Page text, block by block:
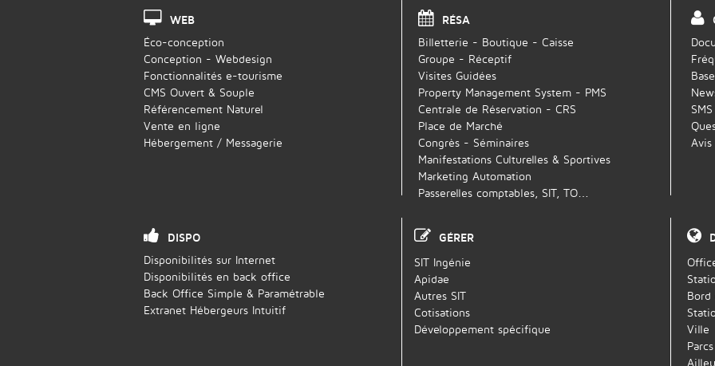
Éco-conception
Conception - Webdesign
Fonctionnalités e-tourisme
CMS Ouvert & Souple
Référencement Naturel
Vente en ligne
Hébergement / Messagerie
WEB
Billetterie - Boutique - Caisse
Groupe - Réceptif
Visites Guidées
Property Management System - PMS
Centrale de Réservation - CRS
Place de Marché
Congrès - Séminaires
Manifestations Culturelles & Sportives
Marketing Automation
Passerelles comptables, SIT, TO…
RÉSA
SMS
Disponibilités sur Internet
Disponibilités en back office
Back Office Simple & Paramétrable
Extranet Hébergeurs Intuitif
DISPO
GÉRER
SIT Ingénie
Apidae
Autres SIT
Cotisations
Développement spécifique
Bord
Ville